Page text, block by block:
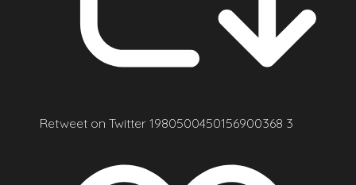
Retweet on Twitter 1980500450156900368 3